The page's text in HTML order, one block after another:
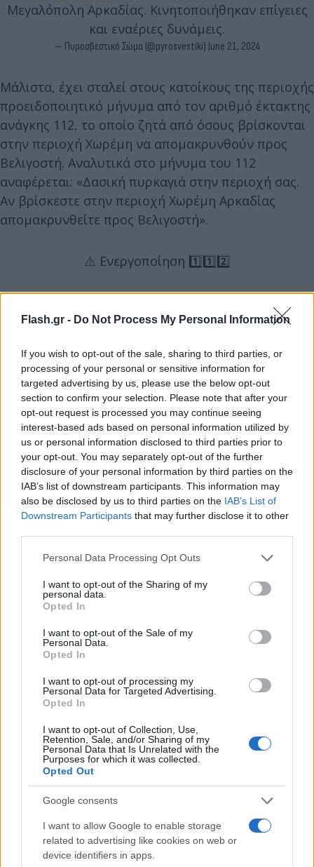
Flash.gr - Do Not Process My Personal Information
If you wish to opt-out of the sale, sharing to third parties, or
processing of your personal or sensitive information for
targeted advertising by us, please use the below opt-out
section to confirm your selection. Please note that after your
opt-out request is processed you may continue seeing
interest-based ads based on personal information utilized by
us or personal information disclosed to third parties prior to
your opt-out. You may separately opt-out of the further
disclosure of your personal information by third parties on the
IAB’s list of downstream participants. This information may
also be disclosed by us to third parties on the IAB’s List of
Downstream Participants that may further disclose it to other
Please note that this website/app uses one or more Google
not limited to your visit or usage behaviour. You may click to
grant or deny consent to Google and its third-party tags to
use your data for below specified purposes in below Google
consent section.
Personal Data Processing Opt Outs
I want to opt-out of the Sharing of my
personal data.
Opted In
I want to opt-out of the Sale of my
Personal Data.
Opted In
I want to opt-out of processing my
Personal Data for Targeted Advertising.
Opted In
I want to opt-out of Collection, Use,
Retention, Sale, and/or Sharing of my
Personal Data that Is Unrelated with the
Purposes for which it was collected.
Opted Out
Google consents
I want to allow Google to enable storage
related to advertising like cookies on web or
device identifiers in apps.
Μεγαλόπολη Αρκαδίας. Κινητοποιήθηκαν επίγειες
και εναέριες δυνάμεις.
— Πυροσβεστικό Σώμα (@pyrosvestiki) June 21, 2024
Μάλιστα, έχει σταλεί στους κατοίκους της περιοχής
προειδοποιητικό μήνυμα από τον αριθμό έκτακτης
ανάγκης 112, το οποίο ζητά από όσους βρίσκονται
στην περιοχή Χωρέμη να απομακρυνθούν προς
Βελιγοστή. Αναλυτικά στο μήνυμα του 112
αναφέρεται: «Δασική πυρκαγιά στην περιοχή σας.
Αν βρίσκεστε στην περιοχή Χωρέμη Αρκαδίας
απομακρυνθείτε προς Βελιγοστή».
⚠️ Ενεργοποίηση 1️⃣1️⃣2️⃣
🔥 Δασική πυρκαγιά στην περιοχή σας
#Αρκαδίαςαπομακρυνθείτε προς#Βελιγοστή
‼️ Ακολουθείτε τις οδηγίες των Αρχών
ℹ️https://t.co/kexUnlnGMV@pyrosvestiki
@hellenicpolice
— 112 Greece (@112Greece)June 21, 2024